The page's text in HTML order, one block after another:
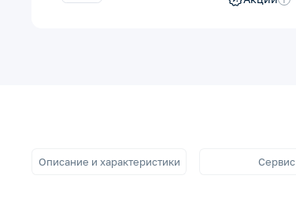
Описание и характеристики Сервис